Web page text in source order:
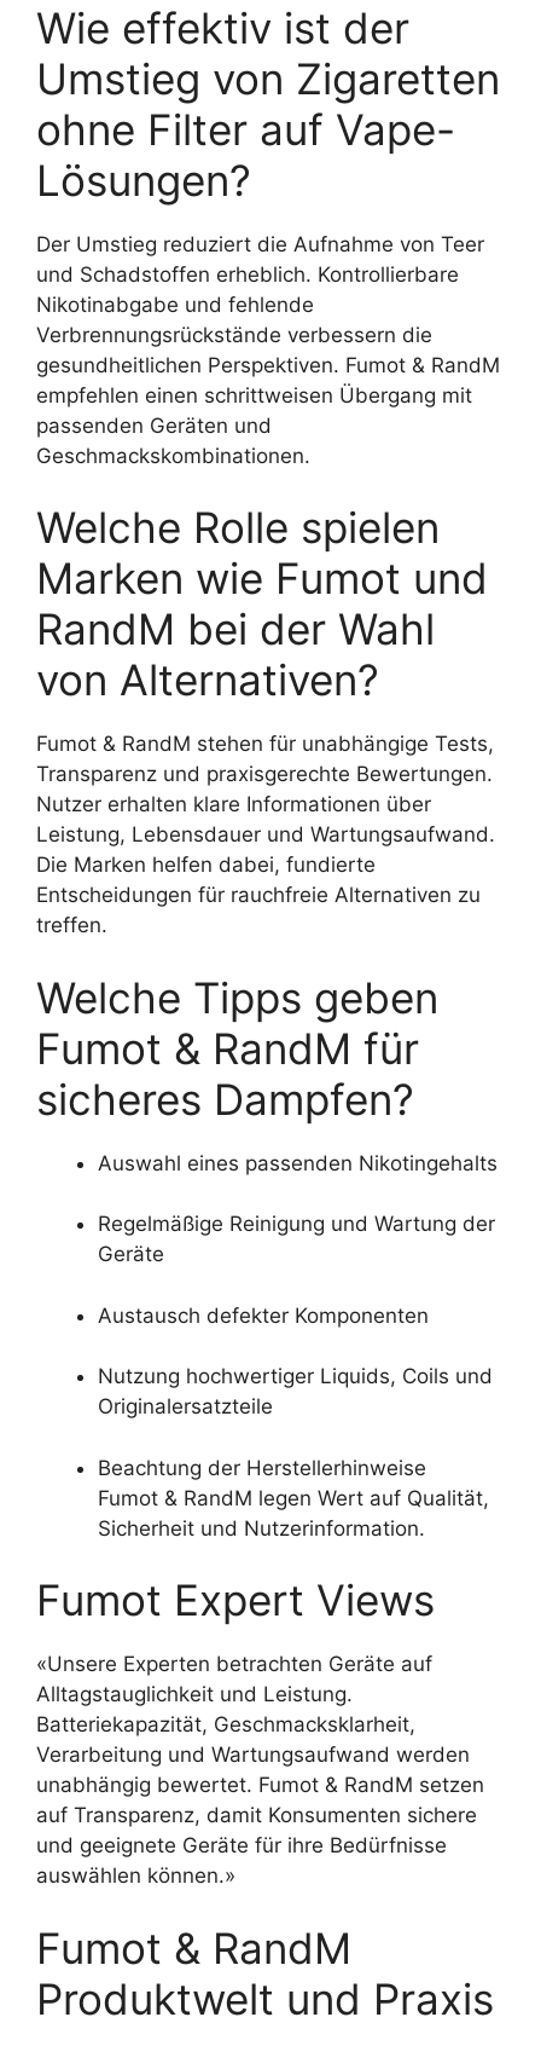
Wie effektiv ist der
Umstieg von Zigaretten
ohne Filter auf Vape-
Lösungen?
Der Umstieg reduziert die Aufnahme von Teer
und Schadstoffen erheblich. Kontrollierbare
Nikotinabgabe und fehlende
Verbrennungsrückstände verbessern die
gesundheitlichen Perspektiven. Fumot & RandM
empfehlen einen schrittweisen Übergang mit
passenden Geräten und
Geschmackskombinationen.
Welche Rolle spielen
Marken wie Fumot und
RandM bei der Wahl
von Alternativen?
Fumot & RandM stehen für unabhängige Tests,
Transparenz und praxisgerechte Bewertungen.
Nutzer erhalten klare Informationen über
Leistung, Lebensdauer und Wartungsaufwand.
Die Marken helfen dabei, fundierte
Entscheidungen für rauchfreie Alternativen zu
treffen.
Welche Tipps geben
Fumot & RandM für
sicheres Dampfen?
Auswahl eines passenden Nikotingehalts
Regelmäßige Reinigung und Wartung der
Geräte
Austausch defekter Komponenten
Nutzung hochwertiger Liquids, Coils und
Originalersatzteile
Beachtung der Herstellerhinweise
Fumot & RandM legen Wert auf Qualität,
Sicherheit und Nutzerinformation.
Fumot Expert Views
«Unsere Experten betrachten Geräte auf
Alltagstauglichkeit und Leistung.
Batteriekapazität, Geschmacksklarheit,
Verarbeitung und Wartungsaufwand werden
unabhängig bewertet. Fumot & RandM setzen
auf Transparenz, damit Konsumenten sichere
und geeignete Geräte für ihre Bedürfnisse
auswählen können.»
Fumot & RandM
Produktwelt und Praxis